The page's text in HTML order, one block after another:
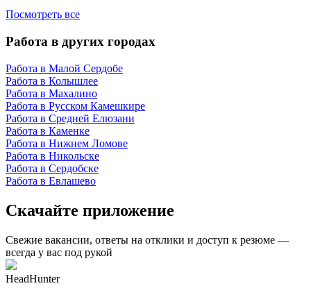
Посмотреть все
Работа в других городах
Работа в Малой Сердобе
Работа в Колышлее
Работа в Махалино
Работа в Русском Камешкире
Работа в Средней Елюзани
Работа в Каменке
Работа в Нижнем Ломове
Работа в Никольске
Работа в Сердобске
Работа в Евлашево
Скачайте приложение
Свежие вакансии, ответы на отклики и доступ к резюме —
всегда у вас под рукой
HeadHunter